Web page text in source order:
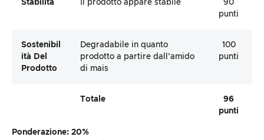
Stabilità Il prodotto appare stabile
90
punti
Sostenibil
Ità Del
Prodotto
Degradabile in quanto
prodotto a partire dall’amido
di mais
100
punti
Totale
96
punti
Ponderazione: 20%